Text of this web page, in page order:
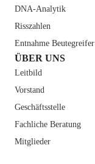
DNA-Analytik
Risszahlen
Entnahme Beutegreifer
ÜBER UNS
Leitbild
Vorstand
Geschäfts­stelle
Fachliche Beratung
Mitglieder